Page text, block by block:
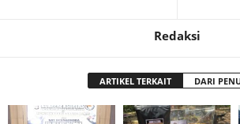
Redaksi
ARTIKEL TERKAIT DARI